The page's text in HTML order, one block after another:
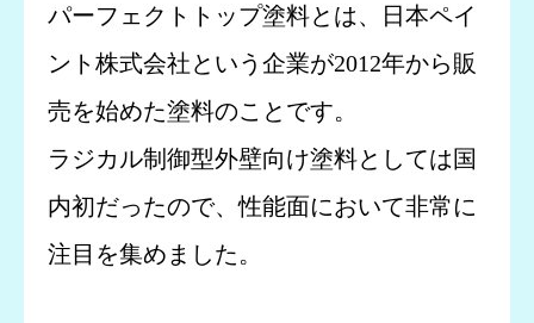
パーフェクトトップ塗料とは、日本ペイ
ント株式会社という企業が2012年から販
売を始めた塗料のことです。
ラジカル制御型外壁向け塗料としては国
内初だったので、性能面において非常に
注目を集めました。